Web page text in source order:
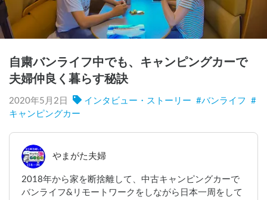
自粛バンライフ中でも、キャンピングカーで
夫婦仲良く暮らす秘訣
2020年5月2日 インタビュー・ストーリー #バンライフ
#
キャンピングカー
やまがた夫婦
2018年から家を断捨離して、中古キャンピングカーで
バンライフ&リモートワークをしながら日本一周をして